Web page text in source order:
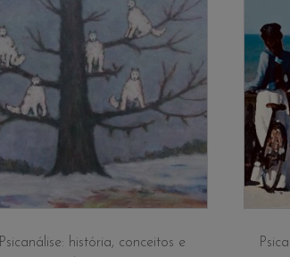
Psicanálise: história, conceitos e